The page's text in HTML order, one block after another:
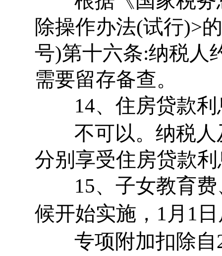
除操作办法(试行)>
号)第十六条:纳税人
需要留存备查。
14、住房贷款利
不可以。纳税人
分别享受住房贷款
15、子女教育费
候开始实施，1月1
专项附加扣除自